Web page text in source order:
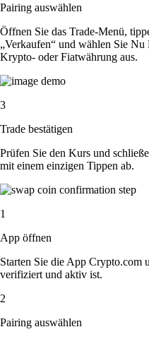
Pairing auswählen
Öffnen Sie das Trade-Menü,
„Verkaufen“ und wählen Sie
Krypto- oder Fiatwährung aus.
3
Trade bestätigen
Prüfen Sie den Kurs und
mit einem einzigen Tippen ab.
1
App öffnen
Starten Sie die App Crypto.com
verifiziert und aktiv ist.
2
Pairing auswählen